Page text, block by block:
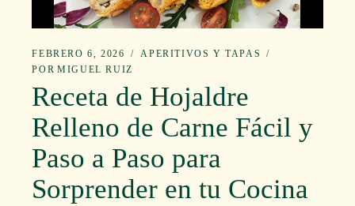
FEBRERO 6, 2026
APERITIVOS Y TAPAS
POR MIGUEL RUIZ
Receta de Hojaldre
Relleno de Carne Fácil y
Paso a Paso para
Sorprender en tu Cocina